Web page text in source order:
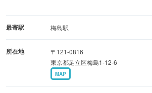
え〜
最寄駅 梅島駅
所在地
〒121-0816
東京都足立区梅島1-12-6
MAP